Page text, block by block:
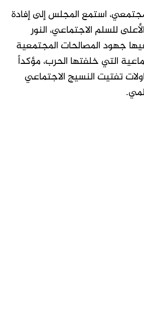
استمع المجلس إلى إفادة
للسلم الاجتماعي، النور
فيها جهود المصالحات المجتمعية
التي خلفتها الحرب، مؤكداً
تفتيت النسيج الاجتماعي